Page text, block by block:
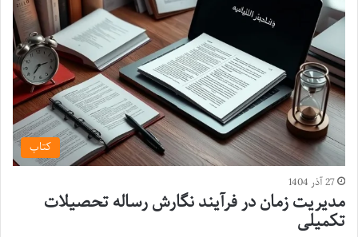
کتاب
27 آذر 1404
مدیریت زمان در فرآیند نگارش رساله تحصیلات
تکمیلی